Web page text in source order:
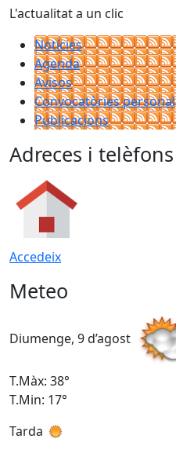
L'actualitat a un clic
Notícies
Agenda
Avisos
Convocatòries personal
Publicacions
Adreces i telèfons
Accedeix
Meteo
Diumenge, 9 d’agost
T.Màx: 38°
T.Min: 17°
Tarda